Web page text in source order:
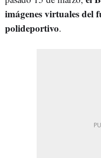
imágenes virtuales del
polideportivo.